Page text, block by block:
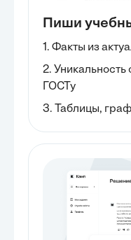
Пиши
1. Факты из
2.
ГОСТу
3. Таблицы,